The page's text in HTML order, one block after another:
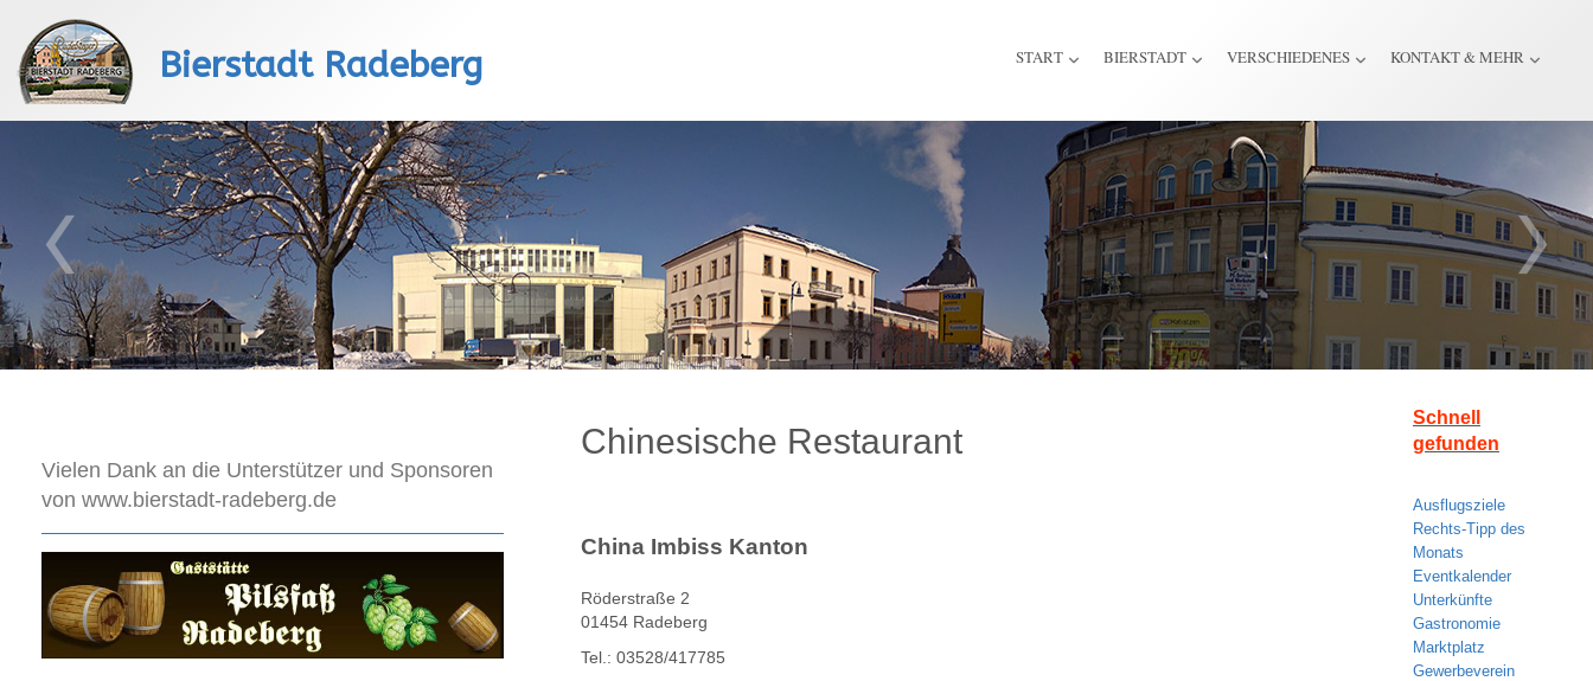
Bierstadt Radeberg START BIERSTADT VERSCHIEDENES KONTAKT & MEHR
Vielen Dank an die Unterstützer und Sponsoren
von www.bierstadt-radeberg.de
Chinesische Restaurant
China Imbiss Kanton
Röderstraße 2
01454 Radeberg
Tel.: 03528/417785
Schnell
gefunden
Ausflugsziele
Rechts-Tipp des
Monats
Eventkalender
Unterkünfte
Gastronomie
Marktplatz
Gewerbeverein